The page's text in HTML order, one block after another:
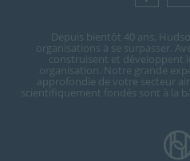
Depuis bientôt 40 ans,
organisations à se surpasser.
construisent et développent
organisation. Notre grande
approfondie de votre secteur
scientifiquement fondés sont à la